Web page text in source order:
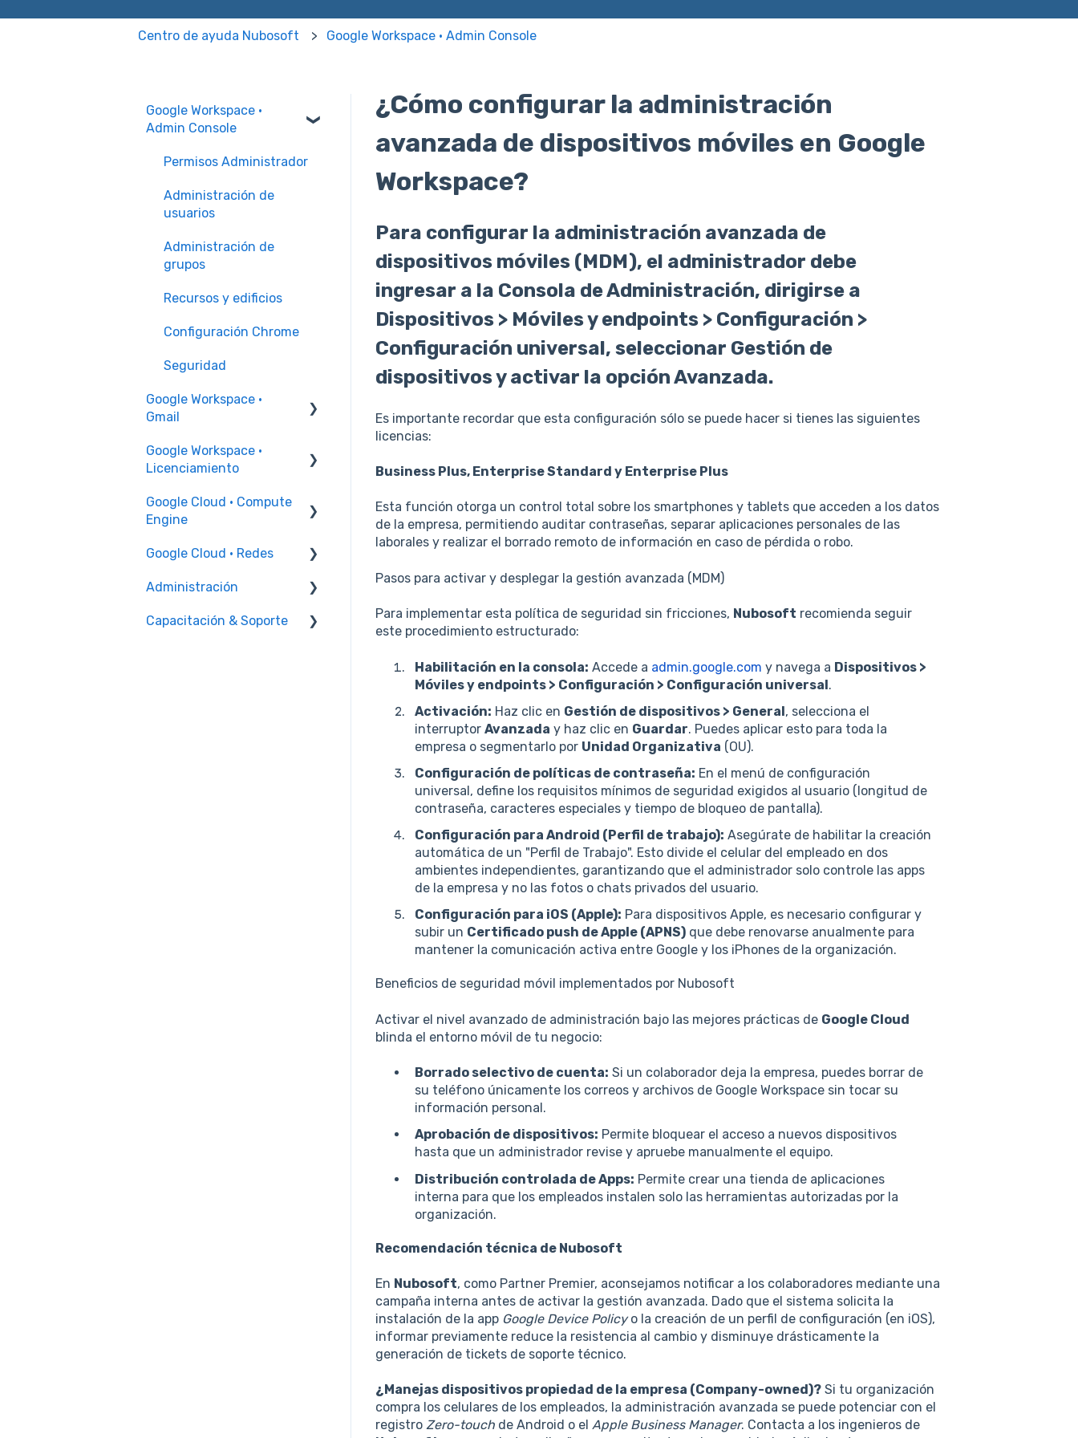
Centro de ayuda Nubosoft Google Workspace · Admin Console
¿Cómo configurar la administración
avanzada de dispositivos móviles en Google
Workspace?
Para configurar la administración avanzada de
dispositivos móviles (MDM), el administrador debe
ingresar a la Consola de Administración, dirigirse a
Dispositivos > Móviles y endpoints > Configuración >
Configuración universal, seleccionar Gestión de
dispositivos y activar la opción Avanzada.
Es importante recordar que esta configuración sólo se puede hacer si tienes las siguientes
licencias:
Business Plus, Enterprise Standard y Enterprise Plus
Esta función otorga un control total sobre los smartphones y tablets que acceden a los datos
de la empresa, permitiendo auditar contraseñas, separar aplicaciones personales de las
laborales y realizar el borrado remoto de información en caso de pérdida o robo.
Pasos para activar y desplegar la gestión avanzada (MDM)
Para implementar esta política de seguridad sin fricciones, Nubosoft recomienda seguir
este procedimiento estructurado:
Habilitación en la consola: Accede a admin.google.com y navega a Dispositivos >
Móviles y endpoints > Configuración > Configuración universal.
Activación: Haz clic en Gestión de dispositivos > General, selecciona el
interruptor Avanzada y haz clic en Guardar. Puedes aplicar esto para toda la
empresa o segmentarlo por Unidad Organizativa (OU).
Configuración de políticas de contraseña: En el menú de configuración
universal, define los requisitos mínimos de seguridad exigidos al usuario (longitud de
contraseña, caracteres especiales y tiempo de bloqueo de pantalla).
Configuración para Android (Perfil de trabajo): Asegúrate de habilitar la creación
automática de un "Perfil de Trabajo". Esto divide el celular del empleado en dos
ambientes independientes, garantizando que el administrador solo controle las apps
de la empresa y no las fotos o chats privados del usuario.
Configuración para iOS (Apple): Para dispositivos Apple, es necesario configurar y
subir un Certificado push de Apple (APNS)que debe renovarse anualmente para
mantener la comunicación activa entre Google y los iPhones de la organización.
Beneficios de seguridad móvil implementados por Nubosoft
Activar el nivel avanzado de administración bajo las mejores prácticas de Google Cloud
blinda el entorno móvil de tu negocio:
Borrado selectivo de cuenta: Si un colaborador deja la empresa, puedes borrar de
su teléfono únicamente los correos y archivos de Google Workspace sin tocar su
información personal.
Aprobación de dispositivos: Permite bloquear el acceso a nuevos dispositivos
hasta que un administrador revise y apruebe manualmente el equipo.
Distribución controlada de Apps: Permite crear una tienda de aplicaciones
interna para que los empleados instalen solo las herramientas autorizadas por la
organización.
Recomendación técnica de Nubosoft
En Nubosoft, como Partner Premier, aconsejamos notificar a los colaboradores mediante una
campaña interna antes de activar la gestión avanzada. Dado que el sistema solicita la
instalación de la app Google Device Policyo la creación de un perfil de configuración (en iOS),
informar previamente reduce la resistencia al cambio y disminuye drásticamente la
generación de tickets de soporte técnico.
¿Manejas dispositivos propiedad de la empresa (Company-owned)?Si tu organización
compra los celulares de los empleados, la administración avanzada se puede potenciar con el
registro Zero-touchde Android o el Apple Business Manager. Contacta a los ingenieros de
Google Workspace ·
Admin Console
Permisos Administrador
Administración de
usuarios
Administración de
grupos
Recursos y edificios
Configuración Chrome
Seguridad
Google Workspace ·
Gmail
Problemas para enviar y
recibir correo
Configuración firma
Google Workspace ·
Licenciamiento
Incrementales
Google Cloud · Compute
Engine
Instancia de VM
Google Cloud · Redes
Reglas de firewall
Administración
Facturación
Capacitación & Soporte